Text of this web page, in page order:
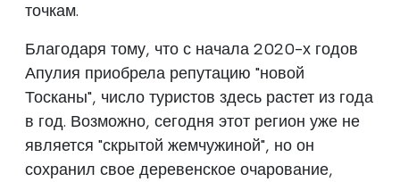
точкам.
Благодаря тому, что с начала 2020-х годов
Апулия приобрела репутацию "новой
Тосканы", число туристов здесь растет из года
в год. Возможно, сегодня этот регион уже не
является "скрытой жемчужиной", но он
сохранил свое деревенское очарование,